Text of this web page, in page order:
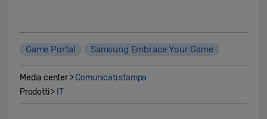
Game Portal Samsung Embrace Your Game
Media center >Comunicati stampa
Prodotti > IT